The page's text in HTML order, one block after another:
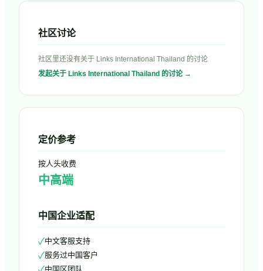
社区讨论
社区里还没有关于 Links International Thailand 的讨论
发起关于 Links International Thailand 的讨论 →
定价参考
按人头收费
中高端
中国企业适配
✓中文客服支持
✓服务过中国客户
中国区团队